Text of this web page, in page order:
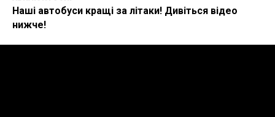
Наші автобуси кращі за літаки! Дивіться відео
нижче!